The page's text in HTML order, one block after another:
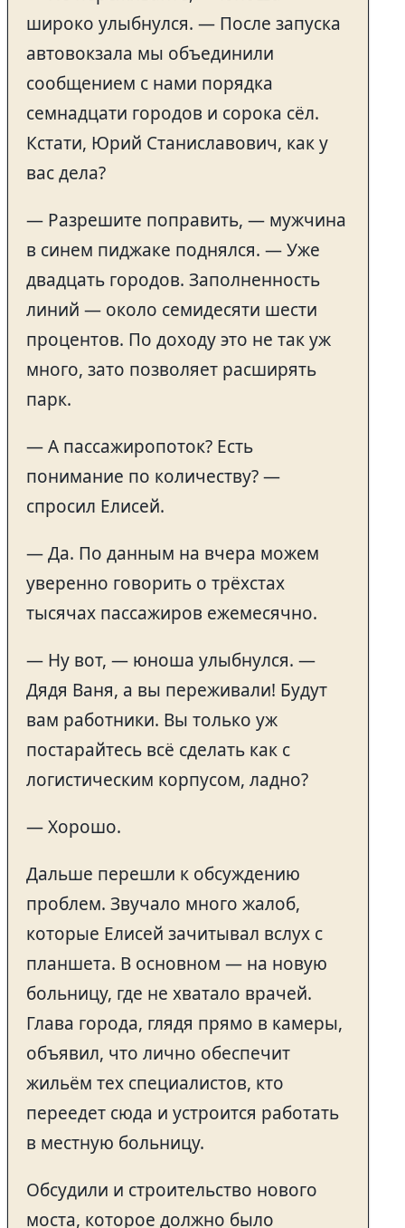
широко улыбнулся. — После запуска
автовокзала мы объединили
сообщением с нами порядка
семнадцати городов и сорока сёл.
Кстати, Юрий Станиславович, как у
вас дела?
— Разрешите поправить, — мужчина
в синем пиджаке поднялся. — Уже
двадцать городов. Заполненность
линий — около семидесяти шести
процентов. По доходу это не так уж
много, зато позволяет расширять
парк.
— А пассажиропоток? Есть
понимание по количеству? —
спросил Елисей.
— Да. По данным на вчера можем
уверенно говорить о трёхстах
тысячах пассажиров ежемесячно.
— Ну вот, — юноша улыбнулся. —
Дядя Ваня, а вы переживали! Будут
вам работники. Вы только уж
постарайтесь всё сделать как с
логистическим корпусом, ладно?
— Хорошо.
Дальше перешли к обсуждению
проблем. Звучало много жалоб,
которые Елисей зачитывал вслух с
планшета. В основном — на новую
больницу, где не хватало врачей.
Глава города, глядя прямо в камеры,
объявил, что лично обеспечит
жильём тех специалистов, кто
переедет сюда и устроится работать
в местную больницу.
Обсудили и строительство нового
моста, которое должно было